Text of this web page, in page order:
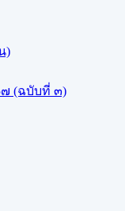
)
๗ (ฉบับที่ ๓)